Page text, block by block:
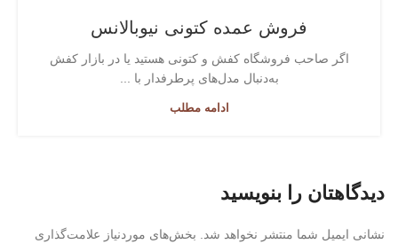
فروش عمده کتونی نیوبالانس
اگر صاحب فروشگاه کفش و کتونی هستید یا در بازار کفش
به‌دنبال مدل‌های پرطرفدار با ...
ادامه مطلب
دیدگاهتان را بنویسید
نشانی ایمیل شما منتشر نخواهد شد.
بخش‌های موردنیاز علامت‌گذاری